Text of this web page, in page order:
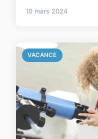
10 mars 2024
VACANCE